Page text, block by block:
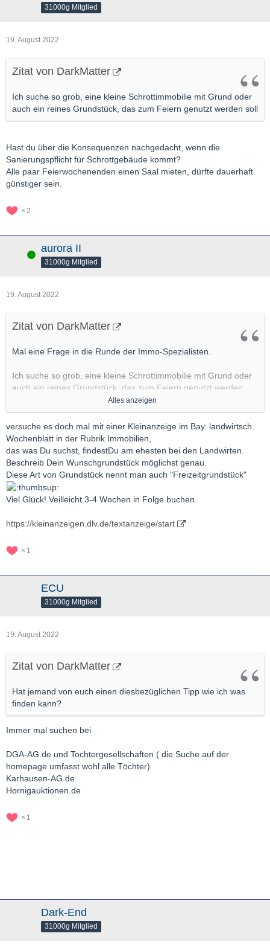
31000g Mitglied
19. August 2022
Zitat von DarkMatter
Ich suche so grob, eine kleine Schrottimmobilie mit Grund oder
auch ein reines Grundstück, das zum Feiern genutzt werden soll
Hast du über die Konsequenzen nachgedacht, wenn die
Sanierungspflicht für Schrottgebäude kommt?
Alle paar Feierwochenenden einen Saal mieten, dürfte dauerhaft
günstiger sein.
2
Online aurora II
31000g Mitglied
19. August 2022
Zitat von DarkMatter
Mal eine Frage in die Runde der Immo-Spezialisten.
Ich suche so grob, eine kleine Schrottimmobilie mit Grund oder
auch ein reines Grundstück, das zum Feiern genutzt werden
soll. Etwas abgelegen wäre demnach auch ganz praktisch.
Bebauung ist nur rechtliche Funktion von belang und eigentlich
würde eine Garage als Abschließbarer Lagerplatz schon
reichen. Erschließung braucht es auch nicht..
Lage Nordbayern, Maintal bis Thüringer Grenze...
Im lokalen Umfeld erfährt man evtl. mal zufällig etwas über den
"Buschfunk", aber welche Möglichkeit gibt es so etwas
anderswo, z.B. in den Nachbargemeinden zu suchen/finden.
Suchen: Entweder Haus oder Baugrundstück - mehr kann ich da
Baugrundstücke kommen die in der eigentlichen Rubrik nicht
angezeigt werden.
finden kann?
Falls jemand was konkretes weiß, noch besser.
Vielen Dank schon mal
Alles anzeigen
versuche es doch mal mit einer Kleinanzeige im Bay. landwirtsch.
Wochenblatt in der Rubrik Immobilien,
das was Du suchst, findestDu am ehesten bei den Landwirten.
Beschreib Dein Wunschgrundstück möglichst genau.
Diese Art von Grundstück nennt man auch "Freizeitgrundstück"
Viel Glück! Veilleicht 3-4 Wochen in Folge buchen.
https://kleinanzeigen.dlv.de/textanzeige/start
1
ECU
31000g Mitglied
19. August 2022
Zitat von DarkMatter
Hat jemand von euch einen diesbezüglichen Tipp wie ich was
finden kann?
Immer mal suchen bei
DGA-AG.de und Tochtergesellschaften ( die Suche auf der
homepage umfasst wohl alle Töchter)
Karhausen-AG.de
Hornigauktionen.de
1
Dark-End
31000g Mitglied